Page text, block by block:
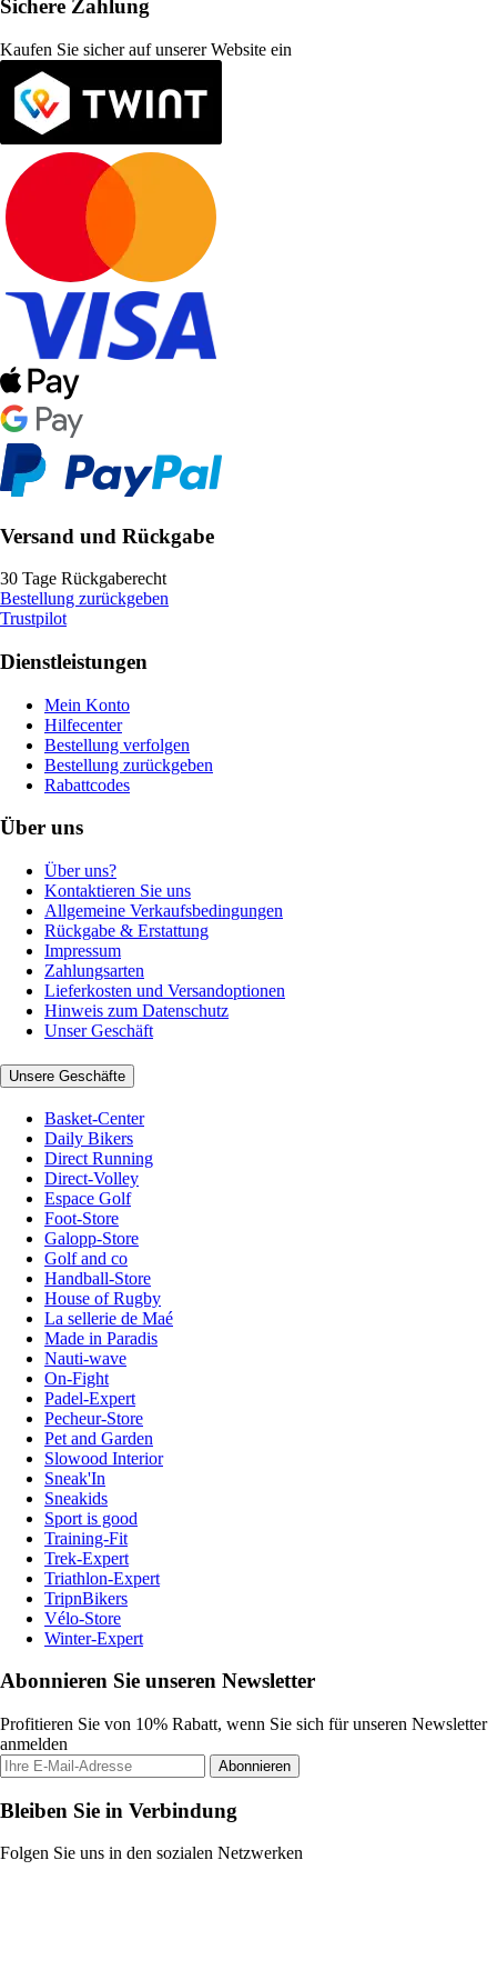
Sichere Zahlung
Kaufen Sie sicher auf unserer Website ein
Versand und Rückgabe
30 Tage Rückgaberecht
Bestellung zurückgeben
Trustpilot
Dienstleistungen
Mein Konto
Hilfecenter
Bestellung verfolgen
Bestellung zurückgeben
Rabattcodes
Über uns
Über uns?
Kontaktieren Sie uns
Allgemeine Verkaufsbedingungen
Rückgabe & Erstattung
Impressum
Zahlungsarten
Lieferkosten und Versandoptionen
Hinweis zum Datenschutz
Unser Geschäft
Unsere Geschäfte
Basket-Center
Daily Bikers
Direct Running
Direct-Volley
Espace Golf
Foot-Store
Galopp-Store
Golf and co
Handball-Store
House of Rugby
La sellerie de Maé
Made in Paradis
Nauti-wave
On-Fight
Padel-Expert
Pecheur-Store
Pet and Garden
Slowood Interior
Sneak'In
Sneakids
Sport is good
Training-Fit
Trek-Expert
Triathlon-Expert
TripnBikers
Vélo-Store
Winter-Expert
Abonnieren Sie unseren Newsletter
Profitieren Sie von 10% Rabatt, wenn Sie sich für unseren Newsletter
anmelden
Abonnieren
Bleiben Sie in Verbindung
Folgen Sie uns in den sozialen Netzwerken